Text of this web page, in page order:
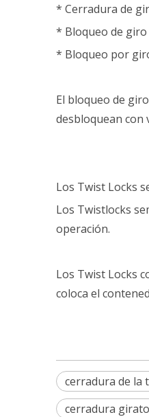
* Cerradura de
* Bloqueo de
* Bloqueo por
El bloqueo de
desbloquean con
Los Twist Locks
Los Twistlocks
operación.
Los Twist Locks
coloca el
cerradura de la
cerradura